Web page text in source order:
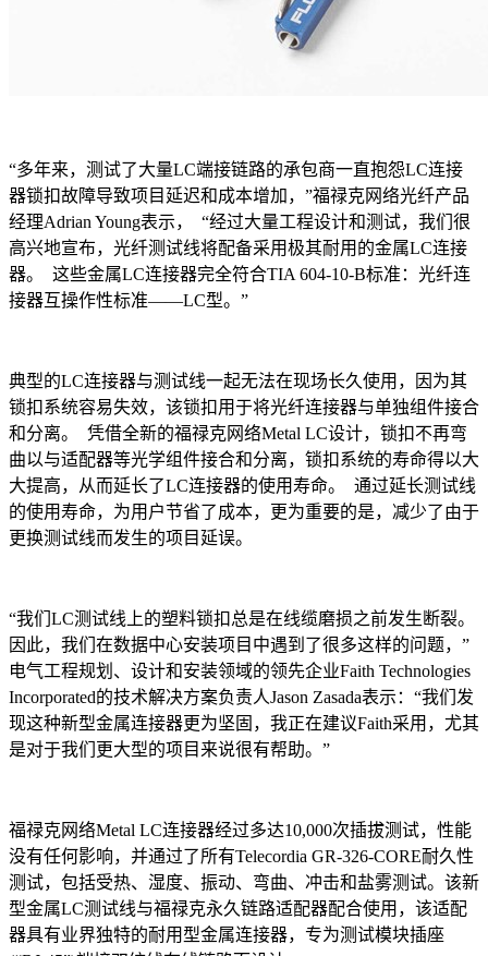
“多年来，测试了大量LC端接链路的承包商一直抱怨LC连接
器锁扣故障导致项目延迟和成本增加，”福禄克网络光纤产品
经理Adrian Young表示， “经过大量工程设计和测试，我们很
高兴地宣布，光纤测试线将配备采用极其耐用的金属LC连接
器。 这些金属LC连接器完全符合TIA 604-10-B标准：光纤连
接器互操作性标准——LC型。”
典型的LC连接器与测试线一起无法在现场长久使用，因为其
锁扣系统容易失效，该锁扣用于将光纤连接器与单独组件接合
和分离。 凭借全新的福禄克网络Metal LC设计，锁扣不再弯
曲以与适配器等光学组件接合和分离，锁扣系统的寿命得以大
大提高，从而延长了LC连接器的使用寿命。 通过延长测试线
的使用寿命，为用户节省了成本，更为重要的是，减少了由于
更换测试线而发生的项目延误。
“我们LC测试线上的塑料锁扣总是在线缆磨损之前发生断裂。
因此，我们在数据中心安装项目中遇到了很多这样的问题，”
电气工程规划、设计和安装领域的领先企业Faith Technologies
Incorporated的技术解决方案负责人Jason Zasada表示：“我们发
现这种新型金属连接器更为坚固，我正在建议Faith采用，尤其
是对于我们更大型的项目来说很有帮助。”
福禄克网络Metal LC连接器经过多达10,000次插拔测试，性能
没有任何影响，并通过了所有Telecordia GR-326-CORE耐久性
测试，包括受热、湿度、振动、弯曲、冲击和盐雾测试。该新
型金属LC测试线与福禄克永久链路适配器配合使用，该适配
器具有业界独特的耐用型金属连接器，专为测试模块插座